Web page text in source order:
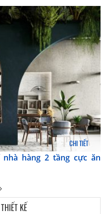
CHI TIẾT
hàng 2 tầng cực ăn
KẾ